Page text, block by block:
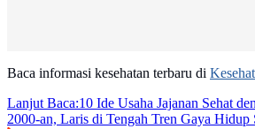
Baca informasi kesehatan terbaru di
Lanjut Baca:10 Ide Usaha Jajanan Sehat
2000-an, Laris di Tengah Tren Gaya Hidup